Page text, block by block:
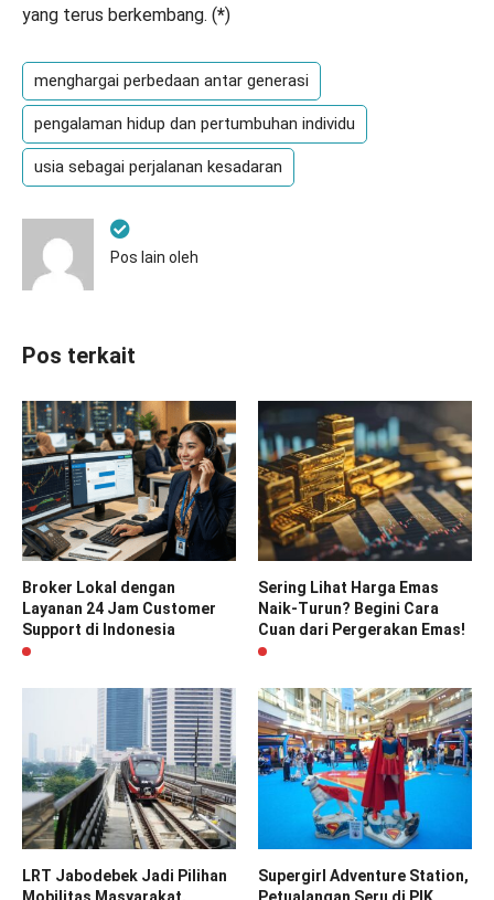
yang terus berkembang. (*)
menghargai perbedaan antar generasi
pengalaman hidup dan pertumbuhan individu
usia sebagai perjalanan kesadaran
Pos lain oleh
Pos terkait
Broker Lokal dengan
Layanan 24 Jam Customer
Support di Indonesia
Sering Lihat Harga Emas
Naik-Turun? Begini Cara
Cuan dari Pergerakan Emas!
LRT Jabodebek Jadi Pilihan
Mobilitas Masyarakat,
Supergirl Adventure Station,
Petualangan Seru di PIK